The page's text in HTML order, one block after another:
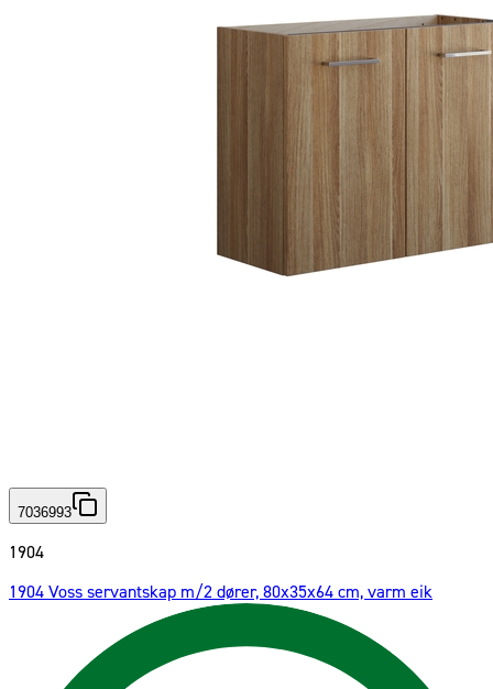
7036993
1904
1904 Voss servantskap m/2 dører, 80x35x64 cm, varm eik